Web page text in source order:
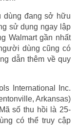
dùng đang sở hữu
sử dụng ngay lập
Walmart gần nhất
dùng cũng có
dẫn thêm về quy
International Inc.
Arkansas)
số thu hồi là 25-
có thể truy cập